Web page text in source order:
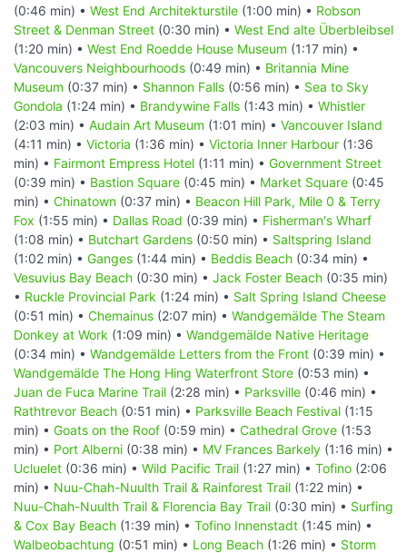
(0:46 min) • West End Architekturstile (1:00 min) • Robson
Street & Denman Street (0:30 min) • West End alte Überbleibsel
(1:20 min) • West End Roedde House Museum (1:17 min) •
Vancouvers Neighbourhoods (0:49 min) • Britannia Mine
Museum (0:37 min) • Shannon Falls (0:56 min) • Sea to Sky
Gondola (1:24 min) • Brandywine Falls (1:43 min) • Whistler
(2:03 min) • Audain Art Museum (1:01 min) • Vancouver Island
(4:11 min) • Victoria (1:36 min) • Victoria Inner Harbour (1:36
min) • Fairmont Empress Hotel (1:11 min) • Government Street
(0:39 min) • Bastion Square (0:45 min) • Market Square (0:45
min) • Chinatown (0:37 min) • Beacon Hill Park, Mile 0 & Terry
Fox (1:55 min) • Dallas Road (0:39 min) • Fisherman's Wharf
(1:08 min) • Butchart Gardens (0:50 min) • Saltspring Island
(1:02 min) • Ganges (1:44 min) • Beddis Beach (0:34 min) •
Vesuvius Bay Beach (0:30 min) • Jack Foster Beach (0:35 min)
• Ruckle Provincial Park (1:24 min) • Salt Spring Island Cheese
(0:51 min) • Chemainus (2:07 min) • Wandgemälde The Steam
Donkey at Work (1:09 min) • Wandgemälde Native Heritage
(0:34 min) • Wandgemälde Letters from the Front (0:39 min) •
Wandgemälde The Hong Hing Waterfront Store (0:53 min) •
Juan de Fuca Marine Trail (2:28 min) • Parksville (0:46 min) •
Rathtrevor Beach (0:51 min) • Parksville Beach Festival (1:15
min) • Goats on the Roof (0:59 min) • Cathedral Grove (1:53
min) • Port Alberni (0:38 min) • MV Frances Barkely (1:16 min) •
Ucluelet (0:36 min) • Wild Pacific Trail (1:27 min) • Tofino (2:06
min) • Nuu-Chah-Nuulth Trail & Rainforest Trail (1:22 min) •
Nuu-Chah-Nuulth Trail & Florencia Bay Trail (0:30 min) • Surfing
& Cox Bay Beach (1:39 min) • Tofino Innenstadt (1:45 min) •
Walbeobachtung (0:51 min) • Long Beach (1:26 min) • Storm